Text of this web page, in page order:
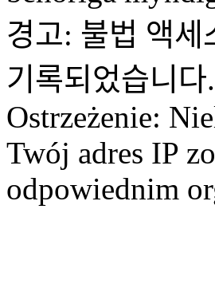
경고: 불법 액세
기록되었습니
Ostrzeżenie:
Twój adres IP
odpowiednim